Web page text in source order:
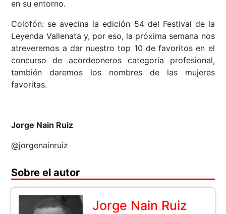
en su entorno.
Colofón: se avecina la edición 54 del Festival de la
Leyenda Vallenata y, por eso, la próxima semana nos
atreveremos a dar nuestro top 10 de favoritos en el
concurso de acordeoneros categoría profesional,
también daremos los nombres de las mujeres
favoritas.
Jorge Nain Ruiz
@jorgenainruiz
Sobre el autor
Jorge Nain Ruiz